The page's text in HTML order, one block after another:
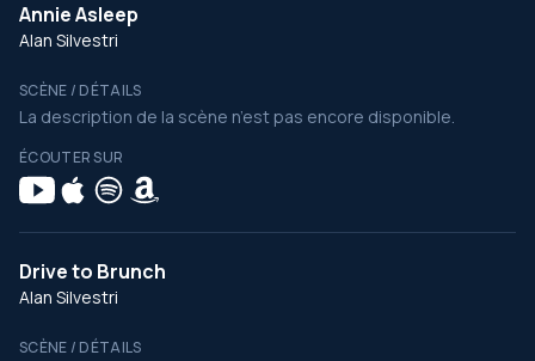
Annie Asleep
Alan Silvestri
SCÈNE / DÉTAILS
La description de la scène n’est pas encore disponible.
ÉCOUTER SUR
Drive to Brunch
Alan Silvestri
SCÈNE / DÉTAILS